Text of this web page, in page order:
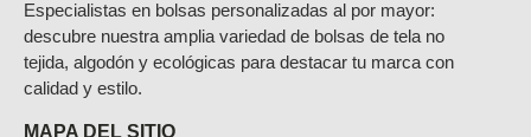
Especialistas en bolsas personalizadas al por mayor:
descubre nuestra amplia variedad de bolsas de tela no
tejida, algodón y ecológicas para destacar tu marca con
calidad y estilo.
MAPA DEL SITIO